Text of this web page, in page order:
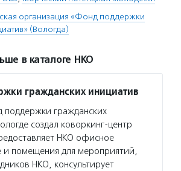
организация «Фонд поддержки
(Вологда)
в каталоге НКО
гражданских инициатив
поддержки гражданских
создал коворкинг-центр
НКО офисное
и помещения для мероприятий,
НКО, консультирует